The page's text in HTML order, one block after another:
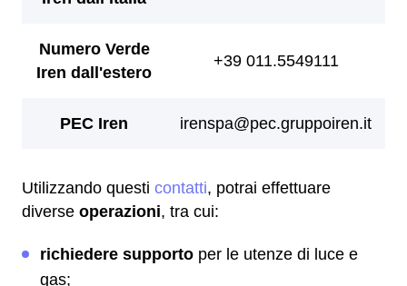
Utilizzando questi contatti, potrai effettuare
diverse operazioni, tra cui:
richiedere supporto per le utenze di luce e
gas;